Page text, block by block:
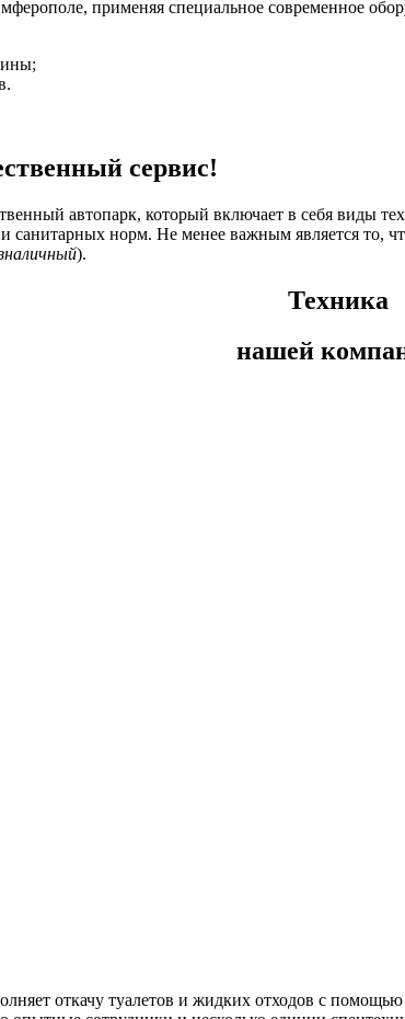
применяя специальное современное
сервис!
автопарк, который включает в себя виды
санитарных норм. Не менее важным является то,
).
Техника
нашей
откачу туалетов и жидких отходов с